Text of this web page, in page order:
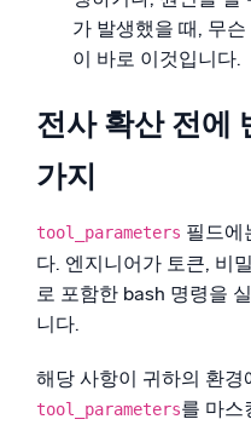
가 발생했을 때, 무
이 바로 이것입니다.
전사 확산 전에
가지
tool_parameters 필드에
다. 엔지니어가 토큰, 비
로 포함한 bash 명령을
니다.
해당 사항이 귀하의 환경
tool_parameters를 마스